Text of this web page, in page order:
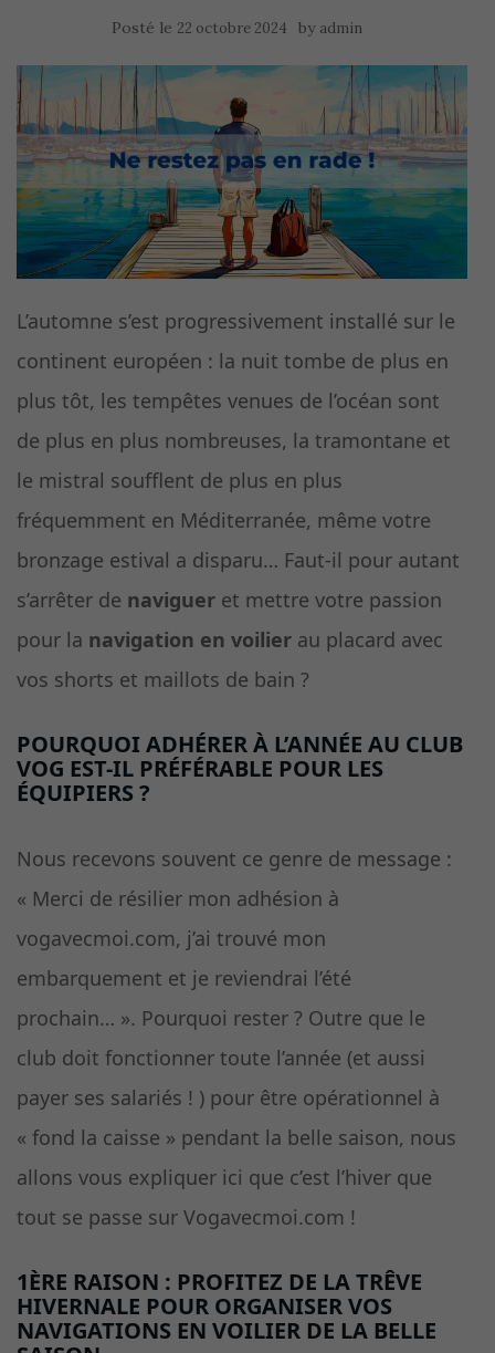
Posté le 22 octobre 2024 by admin
L’automne s’est progressivement installé sur le
continent européen : la nuit tombe de plus en
plus tôt, les tempêtes venues de l’océan sont
de plus en plus nombreuses, la tramontane et
le mistral soufflent de plus en plus
fréquemment en Méditerranée, même votre
bronzage estival a disparu… Faut-il pour autant
s’arrêter de naviguer et mettre votre passion
pour la navigation en voilier au placard avec
vos shorts et maillots de bain ?
POURQUOI ADHÉRER À L’ANNÉE AU CLUB
VOG EST-IL PRÉFÉRABLE POUR LES
ÉQUIPIERS ?
Nous recevons souvent ce genre de message :
« Merci de résilier mon adhésion à
vogavecmoi.com, j’ai trouvé mon
embarquement et je reviendrai l’été
prochain… ». Pourquoi rester ? Outre que le
club doit fonctionner toute l’année (et aussi
payer ses salariés ! ) pour être opérationnel à
« fond la caisse » pendant la belle saison, nous
allons vous expliquer ici que c’est l’hiver que
tout se passe sur Vogavecmoi.com !
1ÈRE RAISON : PROFITEZ DE LA TRÊVE
HIVERNALE POUR ORGANISER VOS
NAVIGATIONS EN VOILIER DE LA BELLE